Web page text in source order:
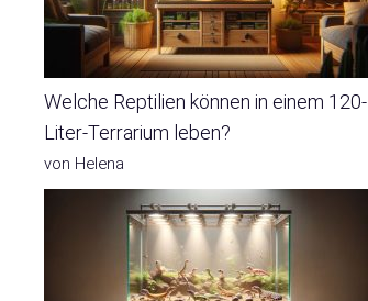
Welche Reptilien können in einem 120-
Liter-Terrarium leben?
von Helena